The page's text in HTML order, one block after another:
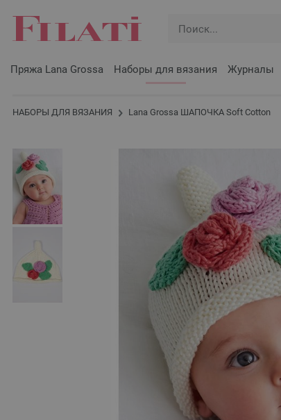
Пряжа Lana Grossa Наборы для вязания Журналы
НАБОРЫ ДЛЯ ВЯЗАНИЯ Lana Grossa ШАПОЧКА Soft Cotton